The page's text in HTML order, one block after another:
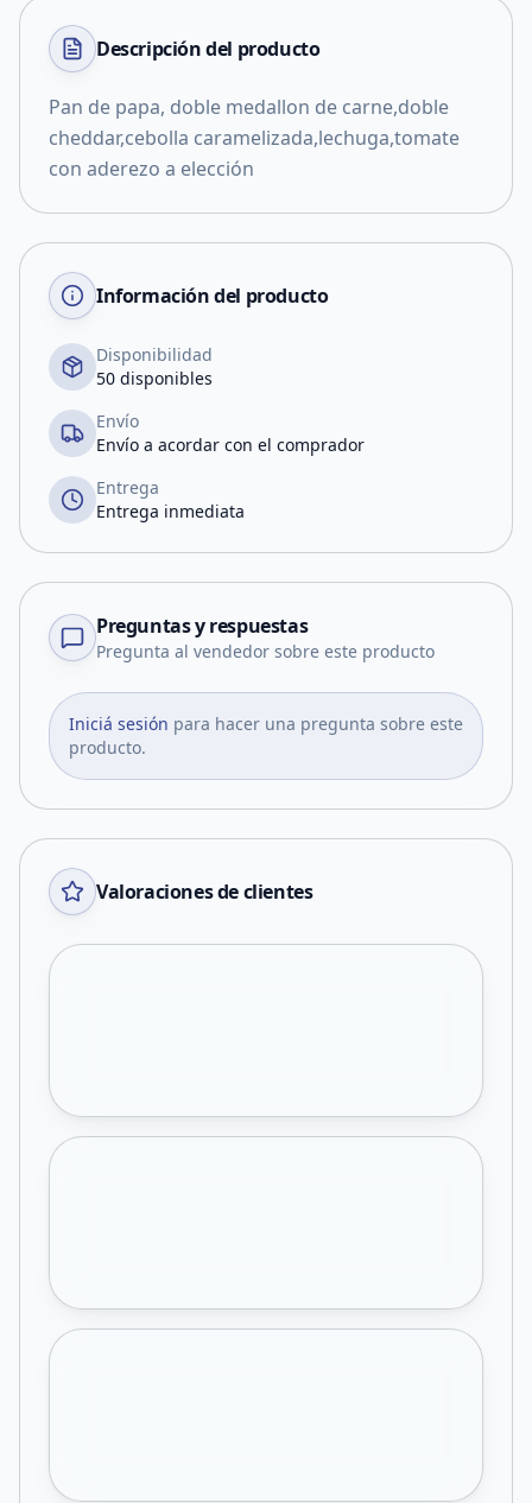
Descripción del producto
Pan de papa, doble medallon de carne,doble
cheddar,cebolla caramelizada,lechuga,tomate
con aderezo a elección
Información del producto
Disponibilidad
50 disponibles
Envío
Envío a acordar con el comprador
Entrega
Entrega inmediata
Preguntas y respuestas
Pregunta al vendedor sobre este producto
Iniciá sesión para hacer una pregunta sobre este
producto.
Valoraciones de clientes